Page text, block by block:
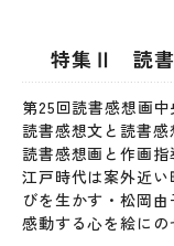
特集Ⅱ 読書
第25回読書感想画
読書感想文と読書
読書感想画と作画
江戸時代は案外近
びを生かす・松岡
感動する心を絵に